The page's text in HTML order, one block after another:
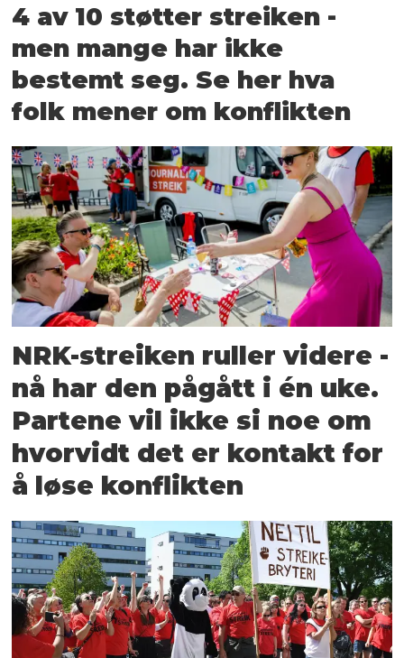
4 av 10 støtter streiken -
men mange har ikke
bestemt seg. Se her hva
folk mener om konflikten
NRK-streiken ruller videre -
nå har den pågått i én uke.
Partene vil ikke si noe om
hvorvidt det er kontakt for
å løse konflikten